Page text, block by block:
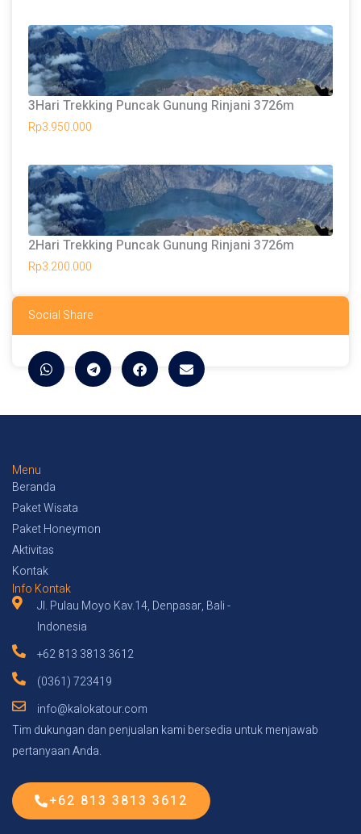
3Hari Trekking Puncak Gunung Rinjani 3726m
Rp3.950.000
2Hari Trekking Puncak Gunung Rinjani 3726m
Rp3.200.000
Social Share
Menu
Beranda
Paket Wisata
Paket Honeymon
Aktivitas
Kontak
Info Kontak
Jl. Pulau Moyo Kav.14, Denpasar, Bali -
Indonesia
+62 813 3813 3612
(0361) 723419
info@kalokatour.com
Tim dukungan dan penjualan kami bersedia untuk menjawab
pertanyaan Anda.
+62 813 3813 3612